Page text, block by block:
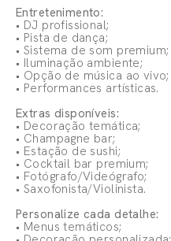
Entretenimento:
• DJ profissional;
• Pista de dança;
• Sistema de som premium;
• Iluminação ambiente;
• Opção de música ao vivo;
• Performances artísticas.
Extras disponíveis:
• Decoração temática;
• Champagne bar;
• Estação de sushi;
• Cocktail bar premium;
• Fotógrafo/Videógrafo;
• Saxofonista/Violinista.
Personalize cada detalhe:
• Menus temáticos;